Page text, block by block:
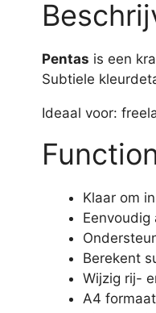
Pentas is een
Subtiele
Ideaal voor:
Klaar om
Eenvoudig
Berekent
Wijzig rij-
A4 formaat